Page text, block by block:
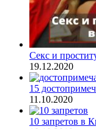
Секс и
19.12.2020
15
11.10.2020
10 запретов в